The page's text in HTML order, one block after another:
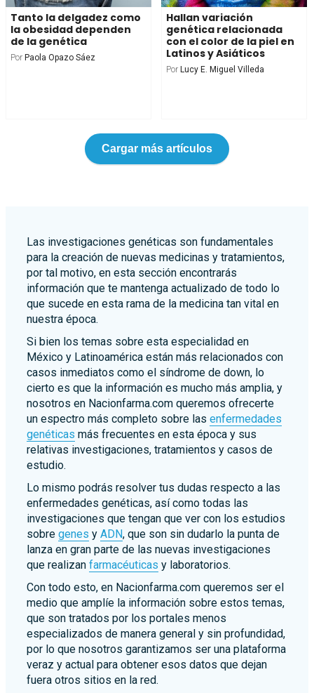
Tanto la delgadez como
la obesidad dependen
de la genética
Por Paola Opazo Sáez
Hallan variación
genética relacionada
con el color de la piel en
Latinos y Asiáticos
Por Lucy E. Miguel Villeda
Cargar más artículos
Las investigaciones genéticas son fundamentales
para la creación de nuevas medicinas y tratamientos,
por tal motivo, en esta sección encontrarás
información que te mantenga actualizado de todo lo
que sucede en esta rama de la medicina tan vital en
nuestra época.
Si bien los temas sobre esta especialidad en
México y Latinoamérica están más relacionados con
casos inmediatos como el síndrome de down, lo
cierto es que la información es mucho más amplia, y
nosotros en Nacionfarma.com queremos ofrecerte
un espectro más completo sobre las enfermedades
genéticas más frecuentes en esta época y sus
relativas investigaciones, tratamientos y casos de
estudio.
Lo mismo podrás resolver tus dudas respecto a las
enfermedades genéticas, así como todas las
investigaciones que tengan que ver con los estudios
sobre genes y ADN, que son sin dudarlo la punta de
lanza en gran parte de las nuevas investigaciones
que realizan farmacéuticas y laboratorios.
Con todo esto, en Nacionfarma.com queremos ser el
medio que amplíe la información sobre estos temas,
que son tratados por los portales menos
especializados de manera general y sin profundidad,
por lo que nosotros garantizamos ser una plataforma
veraz y actual para obtener esos datos que dejan
fuera otros sitios en la red.